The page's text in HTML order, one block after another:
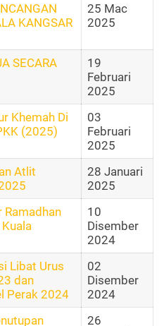
KANGSAR
25 Mac
2025
SECARA
19
Februari
2025
Khemah Di
(2025)
03
Februari
2025
Atlit
28 Januari
2025
Ramadhan
10
Disember
2024
Libat Urus
dan
Perak 2024
02
Disember
2024
26